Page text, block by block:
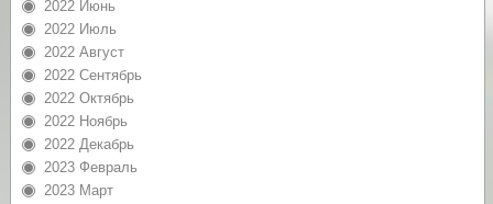
2022 Июнь
2022 Июль
2022 Август
2022 Сентябрь
2022 Октябрь
2022 Ноябрь
2022 Декабрь
2023 Февраль
2023 Март